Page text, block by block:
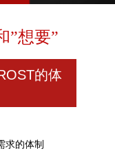
”想要”
的体
求的体制